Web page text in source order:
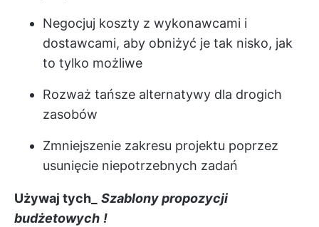
Negocjuj koszty z wykonawcami i
dostawcami, aby obniżyć je tak nisko, jak
to tylko możliwe
Rozważ tańsze alternatywy dla drogich
zasobów
Zmniejszenie zakresu projektu poprzez
usunięcie niepotrzebnych zadań
Używaj tych_
Szablony propozycji
budżetowych !